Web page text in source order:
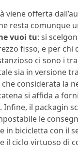
viene offerta
resta comunque
vuoi tu: si
fisso, e per chi
ci sono i
sia in versione
considerata la
si affida a
Infine, il packagin
le
in bicicletta con il
il ciclo virtuoso di